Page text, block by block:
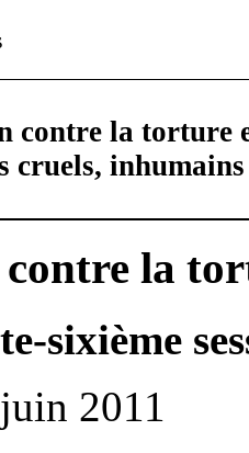
contre la torture
cruels,
la
sixième
2011